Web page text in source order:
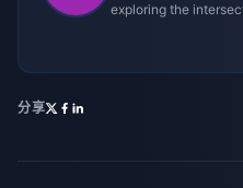
exploring the
分享